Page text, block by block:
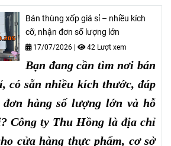
Bán thùng xốp giá sỉ – nhiều kích
cỡ, nhận đơn số lượng lớn
17/07/2026 | 42 Lượt xem
Bạn đang cần tìm nơi bán
có sẵn nhiều kích thước, đáp
hàng số lượng lớn và hỗ
Công ty Thu Hồng là địa chỉ
cửa hàng thực phẩm, cơ sở